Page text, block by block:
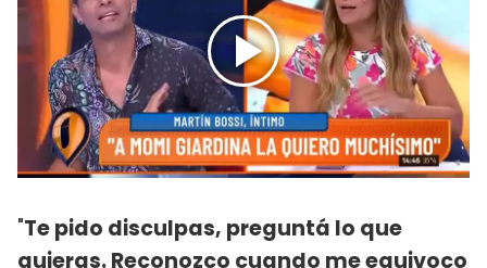
"Te pido disculpas, preguntá lo que
quieras. Reconozco cuando me equivoco